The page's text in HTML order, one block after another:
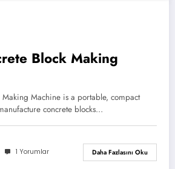
Block Making
Machine is a portable, compact
concrete blocks…
1 Yorumlar Daha Fazlasını Oku